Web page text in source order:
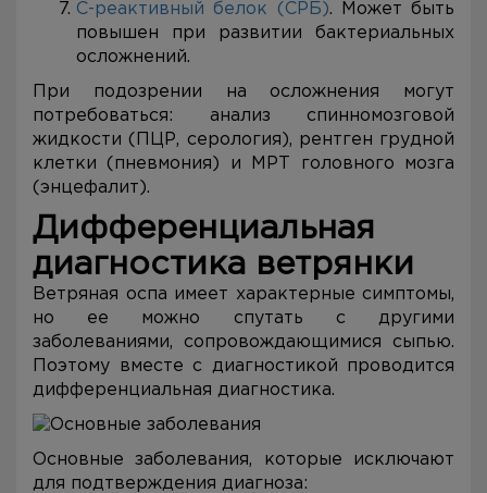
С-реактивный белок (СРБ). Может быть
повышен при развитии бактериальных
осложнений.
При подозрении на осложнения могут
потребоваться: анализ спинномозговой
жидкости (ПЦР, серология), рентген грудной
клетки (пневмония) и МРТ головного мозга
(энцефалит).
Дифференциальная
диагностика ветрянки
Ветряная оспа имеет характерные симптомы,
но ее можно спутать с другими
заболеваниями, сопровождающимися сыпью.
Поэтому вместе с диагностикой проводится
дифференциальная диагностика.
Основные заболевания, которые исключают
для подтверждения диагноза: